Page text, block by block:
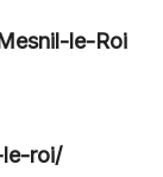
le-Roi
roi/